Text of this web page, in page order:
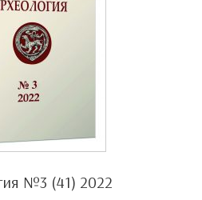
№3 (41) 2022